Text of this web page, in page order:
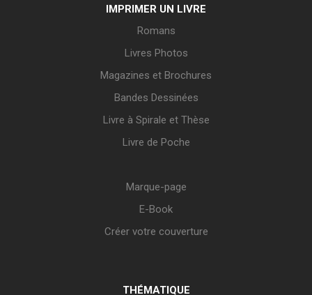
IMPRIMER UN LIVRE
Romans
Livres Photos
Magazines et Brochures
Bandes Dessinées
Livre à Spirale et Thèse
Livre de Poche
Marque-page
E-Book
Créer votre couverture
THÉMATIQUE